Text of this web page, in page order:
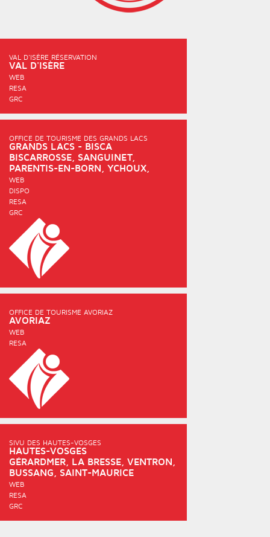
VAL D'ISÈRE RÉSERVATION
VAL D'ISÈRE
WEB
RESA
GRC
OFFICE DE TOURISME DES GRANDS LACS
GRANDS LACS - BISCA
BISCARROSSE, SANGUINET,
PARENTIS-EN-BORN, YCHOUX,
GASTES, SAINTE-EULALIE-EN-BORN,
LUË
WEB
DISPO
RESA
GRC
OFFICE DE TOURISME AVORIAZ
AVORIAZ
WEB
RESA
SIVU DES HAUTES-VOSGES
HAUTES-VOSGES
GÉRARDMER, LA BRESSE, VENTRON,
BUSSANG, SAINT-MAURICE
WEB
RESA
GRC